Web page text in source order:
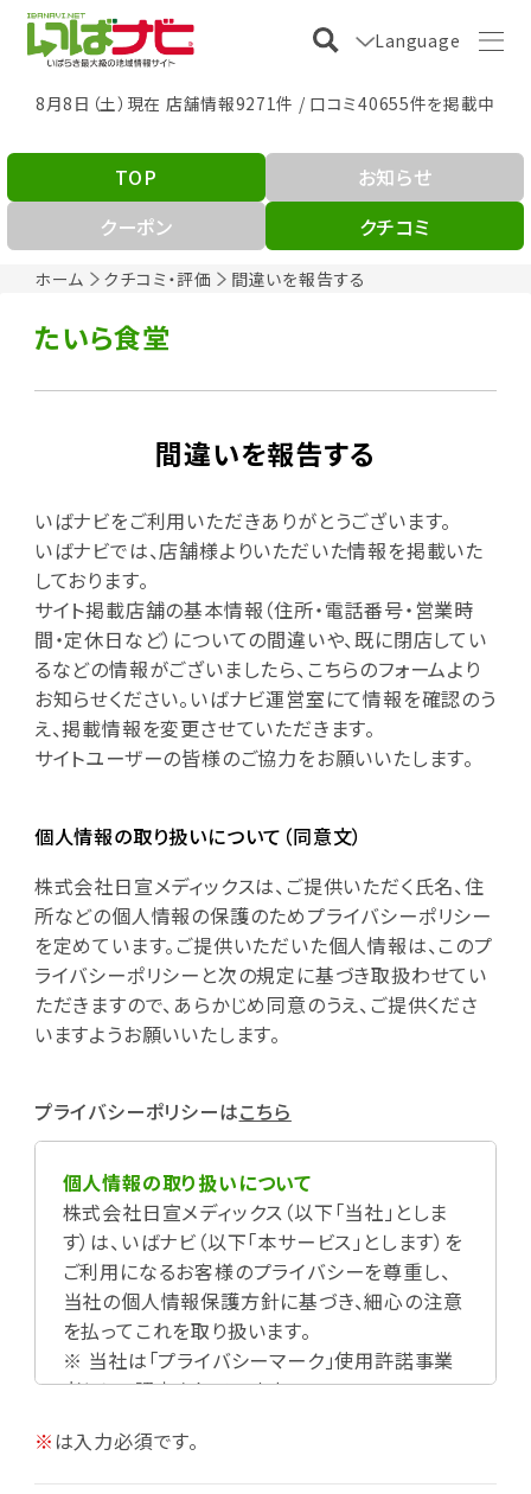
Language
8月8日（土）現在 店舗情報9271件 / 口コミ40655件を掲載中
ホーム クチコミ・評価 間違いを報告する
TOP
お知らせ
クーポン
クチコミ
たいら食堂
間違いを報告する
いばナビをご利用いただきありがとうございます。
いばナビでは、店舗様よりいただいた情報を掲載いた
しております。
サイト掲載店舗の基本情報（住所・電話番号・営業時
間・定休日など）についての間違いや、既に閉店してい
るなどの情報がございましたら、こちらのフォームより
お知らせください。いばナビ運営室にて情報を確認のう
え、掲載情報を変更させていただきます。
サイトユーザーの皆様のご協力をお願いいたします。
個人情報の取り扱いについて（同意文）
株式会社日宣メディックスは、ご提供いただく氏名、住
所などの個人情報の保護のためプライバシーポリシー
を定めています。ご提供いただいた個人情報は、このプ
ライバシーポリシーと次の規定に基づき取扱わせてい
ただきますので、あらかじめ同意のうえ、ご提供くださ
いますようお願いいたします。
プライバシーポリシーはこちら
個人情報の取り扱いについて
株式会社日宣メディックス（以下「当社」としま
す）は、いばナビ（以下「本サービス」とします）を
ご利用になるお客様のプライバシーを尊重し、
当社の個人情報保護方針に基づき、細心の注意
を払ってこれを取り扱います。
※ 当社は「プライバシーマーク」使用許諾事業
者として認定されています。
※は入力必須です。